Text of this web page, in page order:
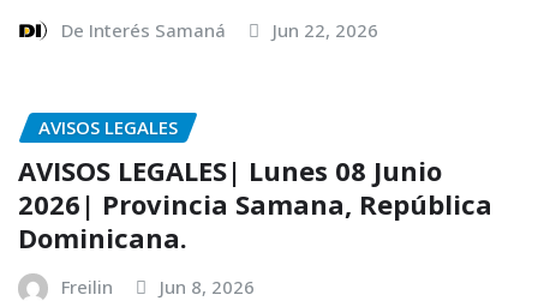
De Interés Samaná Jun 22, 2026
AVISOS LEGALES
AVISOS LEGALES| Lunes 08 Junio
2026| Provincia Samana, República
Dominicana.
Freilin Jun 8, 2026